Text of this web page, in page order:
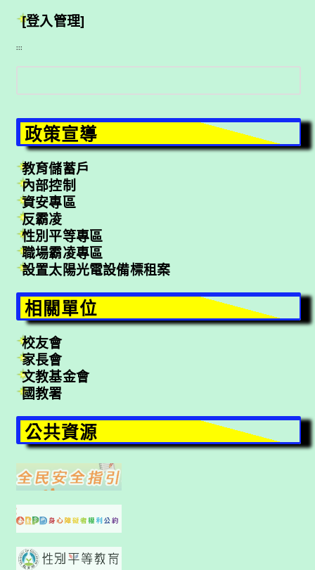
[登入管理]
:::
搜
尋
政策宣導
教育儲蓄戶
內部控制
資安專區
反霸凌
性別平等專區
職場霸凌專區
設置太陽光電設備標租案
相關單位
校友會
家長會
文教基金會
國教署
公共資源